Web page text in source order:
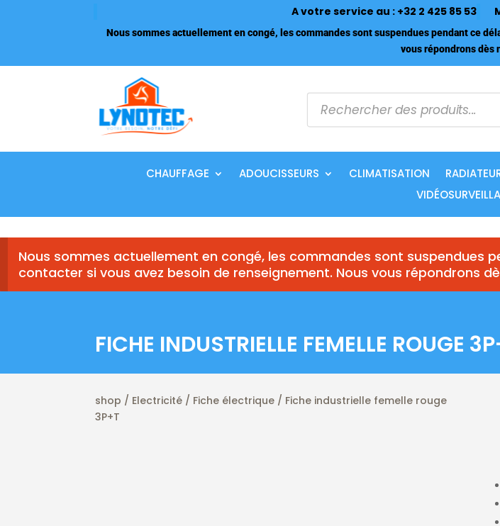
A votre service au : +32 2 425 85 53
Nous sommes actuellement en congé, les commandes sont suspendues pendant ce
vous répondrons dès
Recherche
de
produits
CHAUFFAGE ADOUCISSEURS CLIMATISATION
Nous sommes actuellement en congé, les commandes sont suspendues
contacter si vous avez besoin de renseignement. Nous vous répondrons
FICHE INDUSTRIELLE FEMELLE ROUGE
shop / Electricité / Fiche électrique / Fiche industrielle femelle rouge
3P+T